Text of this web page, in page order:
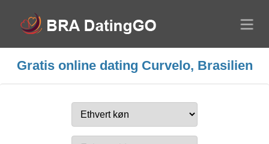
Gratis online dating Curvelo, Brasilien